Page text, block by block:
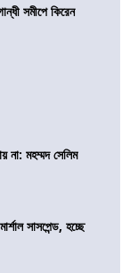
সমীপে কিরেন
না: মহম্মদ সেলিম
সাসপেন্ড, হচ্ছে